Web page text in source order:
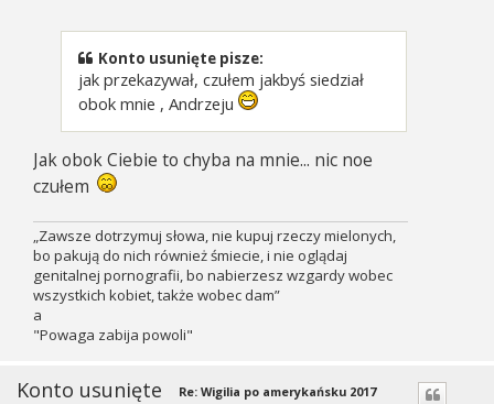
Konto usunięte pisze:
jak przekazywał, czułem jakbyś siedział
obok mnie , Andrzeju
Jak obok Ciebie to chyba na mnie... nic noe
czułem
„Zawsze dotrzymuj słowa, nie kupuj rzeczy mielonych,
bo pakują do nich również śmiecie, i nie oglądaj
genitalnej pornografii, bo nabierzesz wzgardy wobec
wszystkich kobiet, także wobec dam”
a
"Powaga zabija powoli"
Konto usunięte Re: Wigilia po amerykańsku 2017